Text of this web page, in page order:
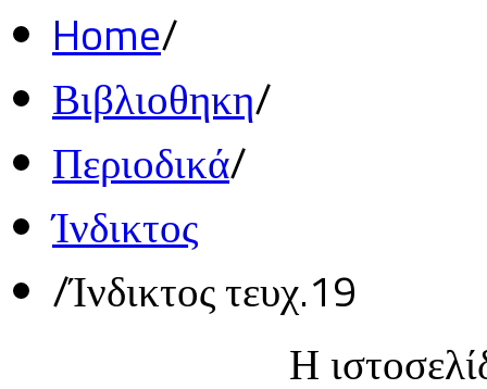
Home/
Βιβλιοθηκη/
Περιοδικά/
Ίνδικτος
/Ίνδικτος τευχ.19
Η